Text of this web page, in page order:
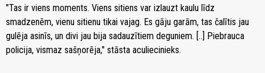
"Tas ir viens moments. Viens sitiens var izlauzt kaulu līdz
smadzenēm, vienu sitienu tikai vajag. Es gāju garām, tas čalītis jau
gulēja asinīs, un divi jau bija sadauzītiem deguniem. [..] Piebrauca
policija, vismaz sašņorēja," stāsta aculiecinieks.